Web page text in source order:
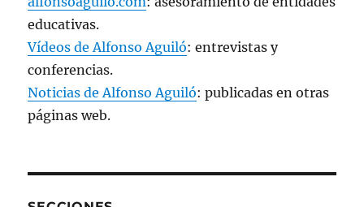
educativas.
Vídeos de Alfonso Aguiló: entrevistas y
conferencias.
Noticias de Alfonso Aguiló: publicadas en otras
páginas web.